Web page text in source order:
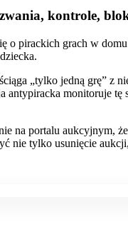
kontrole,
o pirackich grach w
„tylko jedną grę” z
antypiracka monitoruje
na portalu aukcyjnym,
nie tylko usunięcie